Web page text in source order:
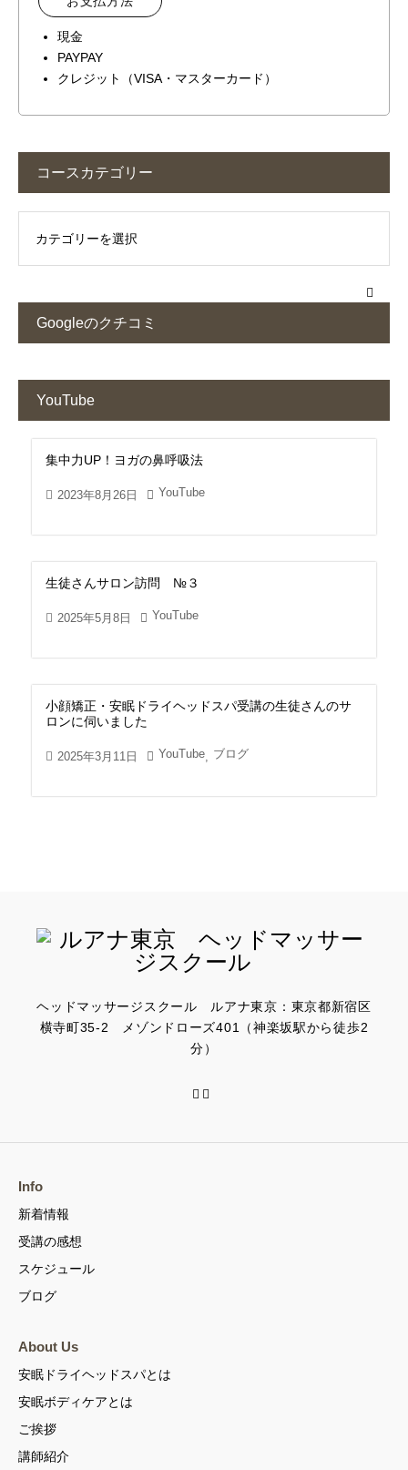
現金
PAYPAY
クレジット（VISA・マスターカード）
コースカテゴリー
Googleのクチコミ
YouTube
集中力UP！ヨガの鼻呼吸法
2023年8月26日 YouTube
生徒さんサロン訪問 №３
2025年5月8日 YouTube
小顔矯正・安眠ドライヘッドスパ受講の生徒さんのサ
ロンに伺いました
2025年3月11日 YouTube ブログ
ヘッドマッサージスクール ルアナ東京：東京都新宿区
横寺町35-2 メゾンドローズ401（神楽坂駅から徒歩2
分）
Info
新着情報
受講の感想
スケジュール
ブログ
About Us
安眠ドライヘッドスパとは
安眠ボディケアとは
ご挨拶
講師紹介